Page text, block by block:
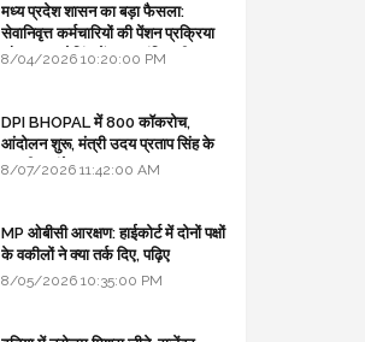
मध्य प्रदेश शासन का बड़ा फैसला:
सेवानिवृत्त कर्मचारियों की पेंशन प्रक्रिया
और बजट कोडिंग में हुए क्रांतिकारी
8/04/2026 10:20:00 PM
DPI BHOPAL में 800 कॉकरोच,
आंदोलन शुरू, मंत्री उदय प्रताप सिंह के
घर भी जाएंगे
8/07/2026 11:42:00 AM
MP ओबीसी आरक्षण: हाईकोर्ट में दोनों पक्षों
के वकीलों ने क्या तर्क दिए, पढ़िए
8/05/2026 10:35:00 PM